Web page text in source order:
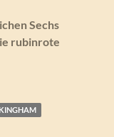
Sechs
rubinrote